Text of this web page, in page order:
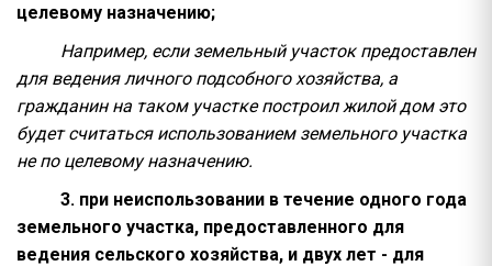
целевому назначению;
Например, если земельный участок предоставлен
для ведения личного подсобного хозяйства, а
гражданин на таком участке построил жилой дом это
будет считаться использованием земельного участка
не по целевому назначению.
3. при неиспользовании в течение одного года
земельного участка, предоставленного для
ведения сельского хозяйства, и двух лет - для